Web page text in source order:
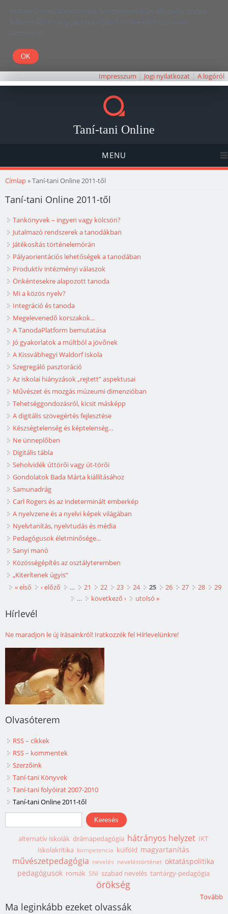
Kedves Olvasó! Weboldalunk böngészésével Ön elfogadja, hogy a
felhasználói élmény javítása céljából cookie-kat használunk.
Köszönjük!
Impresszum Jogi nyilatkozat A logóról
Taní-tani Online
MENU
Jelenlegi hely
Címlap» Taní-tani Online 2011-től
Taní-tani Online 2011-től
Tankönyvek – ingyen vagy kölcsön?
Jutalmazó rendszerek a tanodákban
Játékosítás történelemórán
Pályaorientációs lehetőségek a tanodában
Produktív intézményi válaszok
Önkéntesekre alapozott tanoda
Mi a közös nyelv?
Integráció és tanoda
Megelevenedő korszakok...
A TanodaPlatform bemutatása
Jó gyakorlatok a múltból a jövőnek
A Kissvábhegyi Waldorf Iskola
Szegregáló pasztoráció
Az iskolai hiányzások „rejtett” aspektusai
Művészet és mozgás múzeumi dimenzióban
Tehetséggondozásról, kicsit másképp
A digitális szövegértés fejlesztése
Készségtelenség és képtelenség…
Ne ünneplőben
Digitális tábla
Seholvidék úttörői vagy út-törői
Gondolatok Bada Márta kiállításához
Samunadrág
Carl Rogers és az indeterminált emberkép
A nyelvzene és a nyelvi képek világában
Nyelvtanítás, nyelvtudás és média
Pedagógusok életminősége...
Sanyi manó
Közösségépítés az osztályteremben
„Kiterítenek úgyis”
Oldalak
« első ‹ előző … 21 22 23 24 25 26 27 28
29
…
következő › utolsó »
Hírlevél
Ne maradjon le új írásainkról! Iratkozzék fel Hírlevelünkre!
Olvasóterem
RSS – cikkek
RSS – kommentek
Szerzőink
Taní-tani Könyvek
Taní-tani folyóirat 2007-2010
Taní-tani Online 2011-től
Keresés űrlap
Keresés
alternatív iskolák drámapedagógia hátrányos helyzet IKT
iskolakritika kompetencia külföld magyartanítás
művészetpedagógia nevelés neveléstörténet oktatáspolitika
pedagógusok romák SNI szabad nevelés tantárgy-pedagógia
örökség
Tovább
Ma leginkább ezeket olvassák